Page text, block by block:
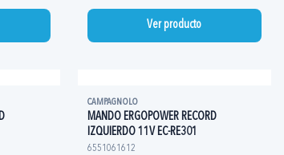
Ver producto
CAMPAGNOLO
MANDO ERGOPOWER RECORD
IZQUIERDO 11V EC-RE301
6551061612